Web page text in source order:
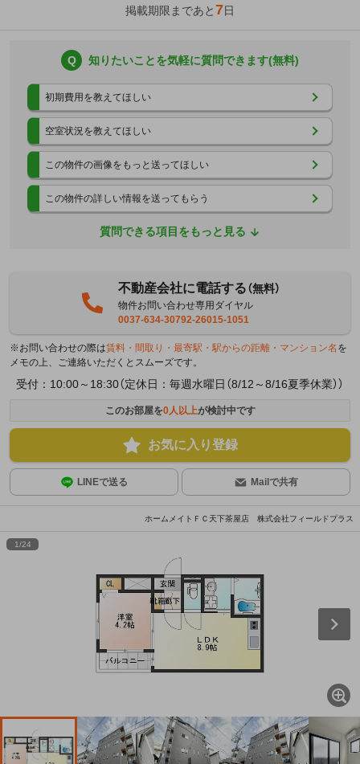
掲載期限まであと7日
Q 知りたいことを気軽に質問できます(無料)
初期費用を教えてほしい
空室状況を教えてほしい
この物件の画像をもっと送ってほしい
この物件の詳しい情報を送ってもらう
質問できる項目をもっと見る
不動産会社に電話する（無料）
物件お問い合わせ専用ダイヤル
0037-634-30792-26015-1051
※お問い合わせの際は賃料・間取り・最寄駅・駅からの距離・マンション名 を
メモの上、ご連絡いただくとスムーズです。
受付：10:00～18:30（定休日：毎週水曜日（8/12～8/16夏季休業））
このお部屋を0人以上が検討中です
お気に入り登録
LINEで送る Mailで共有
ホームメイトＦＣ天下茶屋店 株式会社フィールドプラス
1/24